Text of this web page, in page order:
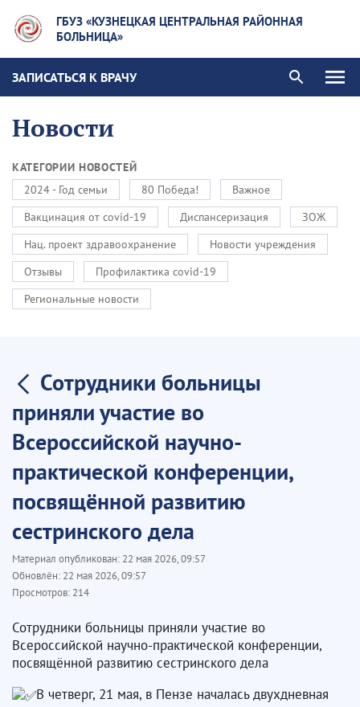
ГБУЗ «КУЗНЕЦКАЯ ЦЕНТРАЛЬНАЯ РАЙОННАЯ
БОЛЬНИЦА»
ЗАПИСАТЬСЯ К ВРАЧУ
Новости
КАТЕГОРИИ НОВОСТЕЙ
2024 - Год семьи
80 Победа!
Важное
Вакцинация от covid-19
Диспансеризация
ЗОЖ
Нац. проект здравоохранение
Новости учреждения
Отзывы
Профилактика covid-19
Региональные новости
Сотрудники больницы
приняли участие во
Всероссийской научно-
практической конференции,
посвящённой развитию
сестринского дела
Материал опубликован: 22 мая 2026, 09:57
Обновлён: 22 мая 2026, 09:57
Просмотров: 214
Сотрудники больницы приняли участие во
Всероссийской научно-практической конференции,
посвящённой развитию сестринского дела
В четверг, 21 мая, в Пензе началась двухдневная